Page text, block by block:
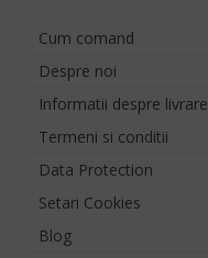
Cum comand
Despre noi
Informatii despre livrare
Termeni si conditii
Data Protection
Setari Cookies
Blog